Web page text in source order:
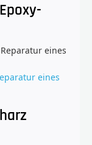
eines
eines